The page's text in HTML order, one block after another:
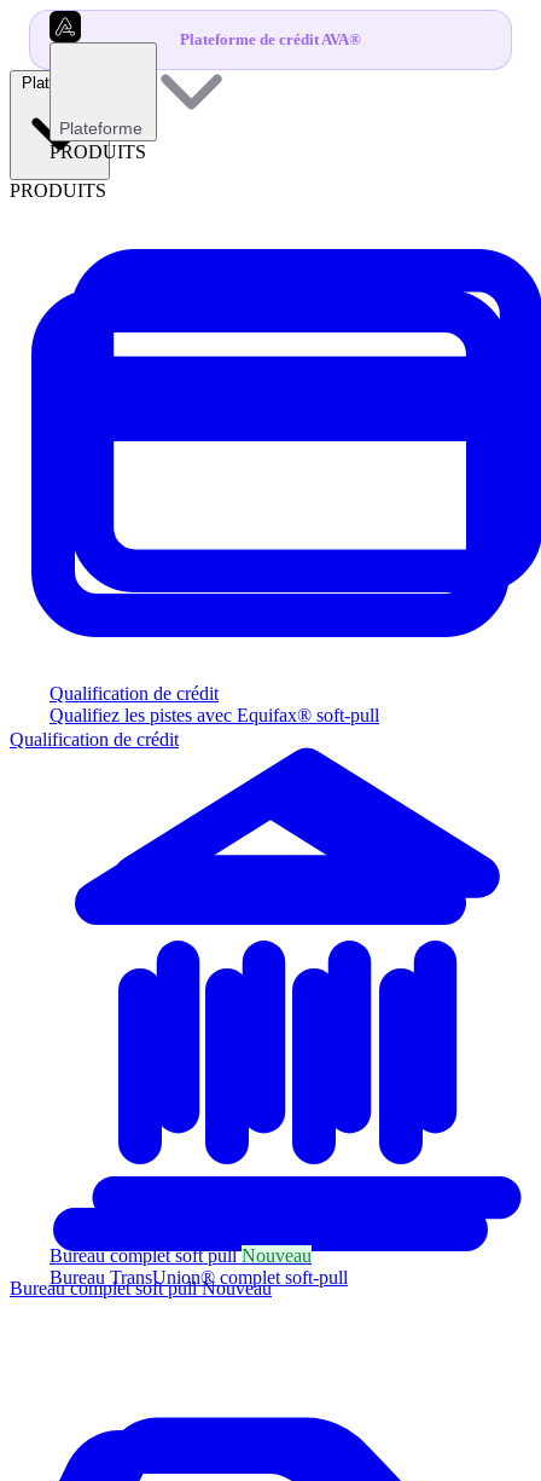
Plateforme de crédit AVA®
Plateforme
PRODUITS
Qualification de crédit
Qualifiez les pistes avec Equifax® soft-pull
Bureau complet soft pullNouveau
Bureau TransUnion® complet soft-pull
Plateforme
PRODUITS
Qualification de crédit
Bureau complet soft pullNouveau